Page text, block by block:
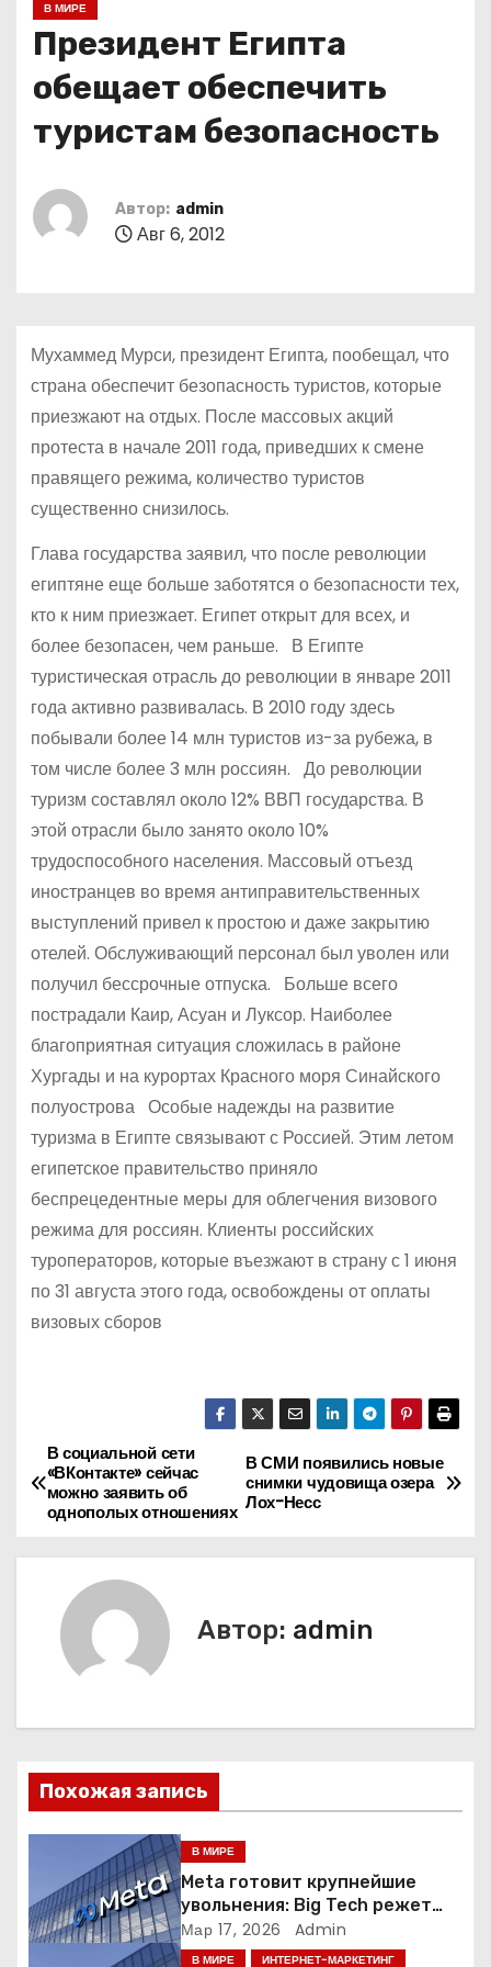
В МИРЕ
Президент Египта
обещает обеспечить
туристам безопасность
Автор: admin
Авг 6, 2012
Мухаммед Мурси, президент Египта, пообещал, что
страна обеспечит безопасность туристов, которые
приезжают на отдых. После массовых акций
протеста в начале 2011 года, приведших к смене
правящего режима, количество туристов
существенно снизилось.
Глава государства заявил, что после революции
египтяне еще больше заботятся о безопасности тех,
кто к ним приезжает. Египет открыт для всех, и
более безопасен, чем раньше. В Египте
туристическая отрасль до революции в январе 2011
года активно развивалась. В 2010 году здесь
побывали более 14 млн туристов из-за рубежа, в
том числе более 3 млн россиян. До революции
туризм составлял около 12% ВВП государства. В
этой отрасли было занято около 10%
трудоспособного населения. Массовый отъезд
иностранцев во время антиправительственных
выступлений привел к простою и даже закрытию
отелей. Обслуживающий персонал был уволен или
получил бессрочные отпуска. Больше всего
пострадали Каир, Асуан и Луксор. Наиболее
благоприятная ситуация сложилась в районе
Хургады и на курортах Красного моря Синайского
полуострова Особые надежды на развитие
туризма в Египте связывают с Россией. Этим летом
египетское правительство приняло
беспрецедентные меры для облегчения визового
режима для россиян. Клиенты российских
туроператоров, которые въезжают в страну с 1 июня
по 31 августа этого года, освобождены от оплаты
визовых сборов
Н
а
в
и
я
о
В СМИ появились новые
снимки чудовища озера
Лох-Несс
В социальной сети
«ВКонтакте» сейчас
можно заявить об
однополых отношениях
Автор: admin
Похожая запись
В МИРЕ
Meta готовит крупнейшие
увольнения: Big Tech режет
людей ради искусственного
интеллекта
Мар 17, 2026 Admin
В МИРЕ ИНТЕРНЕТ-МАРКЕТИНГ